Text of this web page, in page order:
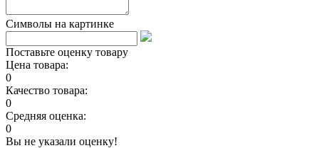
Символы на картинке
Поставьте оценку товару
Цена товара:
0
Качество товара:
0
Средняя оценка:
0
Вы не указали оценку!